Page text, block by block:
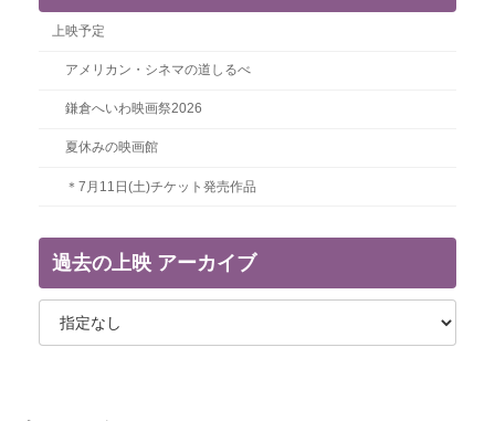
上映予定
アメリカン・シネマの道しるべ
鎌倉へいわ映画祭2026
夏休みの映画館
＊7月11日(土)チケット発売作品
過去の上映 アーカイブ